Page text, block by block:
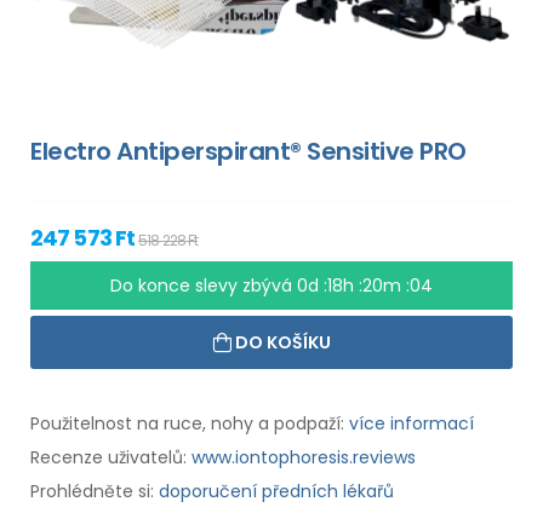
Electro Antiperspirant® Sensitive PRO
247 573 Ft518 228 Ft
Do konce slevy zbývá 0d :18h :20m :04
DO KOŠÍKU
Použitelnost na ruce, nohy a podpaží: více informací
Recenze uživatelů: www.iontophoresis.reviews
Prohlédněte si: doporučení předních lékařů